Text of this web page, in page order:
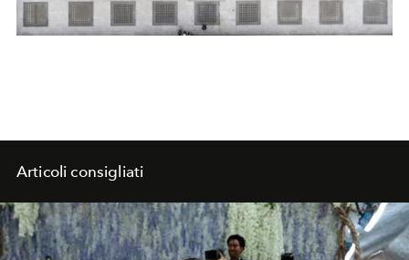
Articoli consigliati